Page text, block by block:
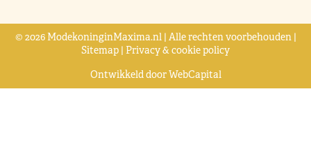
© 2026 ModekoninginMaxima.nl | Alle rechten voorbehouden |
Sitemap | Privacy & cookie policy
Ontwikkeld doorWebCapital